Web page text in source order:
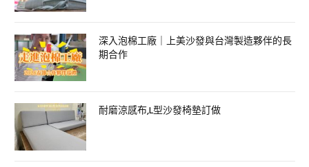
深入泡棉工廠｜上美沙發與台灣製造夥伴的長
期合作
耐磨涼感布,L型沙發椅墊訂做